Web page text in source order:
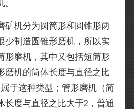
矿机分为圆筒形和圆锥形两
少制造圆锥形磨机，所以实
形磨机，其中又包括短筒形
磨机的筒体长度与直径之比
于这种类型；管形磨机（简
长度与直径之比大于2，普通